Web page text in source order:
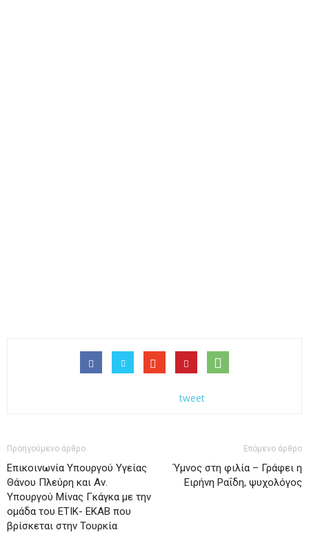
tweet
Προηγούμενο άρθρο
Επικοινωνία Υπουργού Υγείας
Θάνου Πλεύρη και Αν.
Υπουργού Μίνας Γκάγκα με την
ομάδα του ΕΤΙΚ- ΕΚΑΒ που
βρίσκεται στην Τουρκία
Επόμενο άρθρο
Ύμνος στη φιλία – Γράφει η
Ειρήνη Ραΐδη, ψυχολόγος